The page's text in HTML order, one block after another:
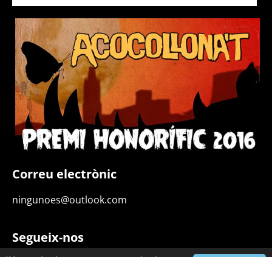
Correu electrònic
ningunoes@outlook.com
Segueix-nos